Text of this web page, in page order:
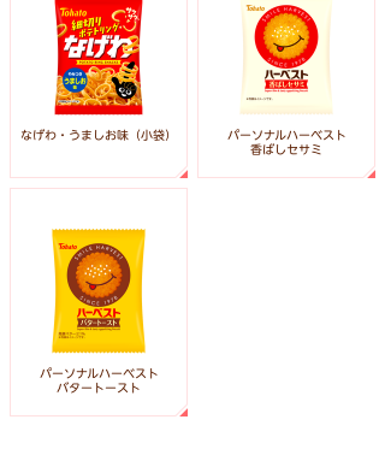
なげわ・うましお味（小袋） パーソナルハーベスト
香ばしセサミ
パーソナルハーベスト
バタートースト